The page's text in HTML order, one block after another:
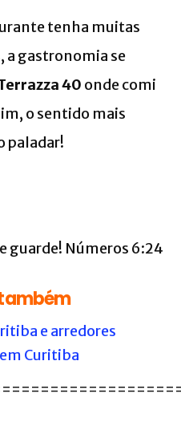
tenha muitas
a gastronomia se
40 onde comi
o sentido mais
paladar!
guarde! Números 6:24
e arredores
Curitiba